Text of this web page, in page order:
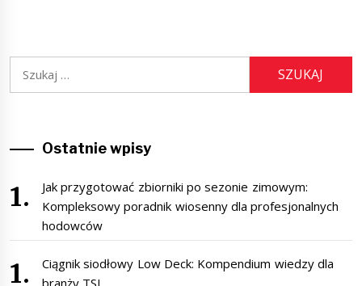
Ostatnie wpisy
Jak przygotować zbiorniki po sezonie zimowym:
Kompleksowy poradnik wiosenny dla profesjonalnych
hodowców
Ciągnik siodłowy Low Deck: Kompendium wiedzy dla
branży TSL